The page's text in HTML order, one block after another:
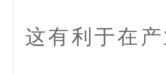
这有利于在